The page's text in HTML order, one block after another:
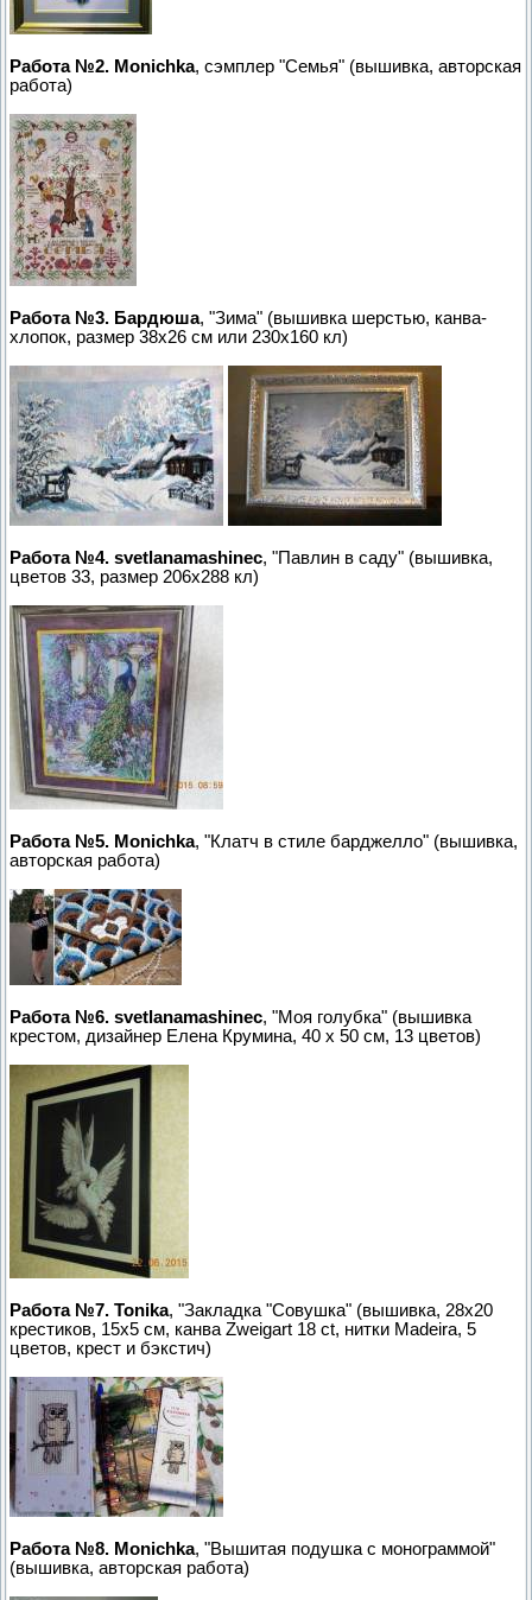
Работа №2. Monichka, сэмплер "Семья" (вышивка, авторская
работа)
Работа №3. Бардюша, "Зима" (вышивка шерстью, канва-
хлопок, размер 38х26 см или 230х160 кл)
Работа №4. svetlanamashinec, "Павлин в саду" (вышивка,
цветов 33, размер 206х288 кл)
Работа №5. Monichka, "Клатч в стиле барджелло" (вышивка,
авторская работа)
Работа №6. svetlanamashinec, "Моя голубка" (вышивка
крестом, дизайнер Елена Крумина, 40 х 50 см, 13 цветов)
Работа №7. Tonika, "Закладка "Совушка" (вышивка, 28х20
крестиков, 15х5 см, канва Zweigart 18 ct, нитки Madeira, 5
цветов, крест и бэкстич)
Работа №8. Monichka, "Вышитая подушка с монограммой"
(вышивка, авторская работа)